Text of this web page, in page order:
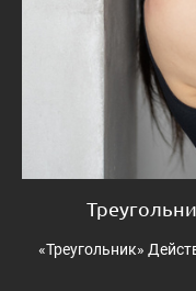
«Треугольник»